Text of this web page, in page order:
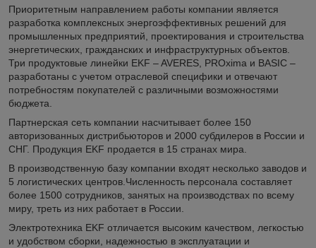
Приоритетным направлением работы компании является
разработка комплексных энергоэффективных решений для
промышленных предприятий, проектирования и строительства
энергетических, гражданских и инфраструктурных объектов.
Три продуктовые линейки EKF – AVERES, PROxima и BASIC –
разработаны с учетом отраслевой специфики и отвечают
потребностям покупателей с различными возможностями
бюджета.
Партнерская сеть компании насчитывает более 150
авторизованных дистрибьюторов и 2000 субдилеров в России и
СНГ. Продукция EKF продается в 15 странах мира.
В производственную базу компании входят несколько заводов и
5 логистических центров.Численность персонала составляет
более 1500 сотрудников, занятых на производствах по всему
миру, треть из них работает в России.
Электротехника EKF отличается высоким качеством, легкостью
и удобством сборки, надежностью в эксплуатации и